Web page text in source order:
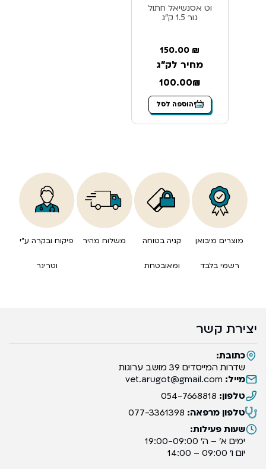
וט אסנשיאל חתול
גור 1.5 ק”ג
150.00 ₪
מחיר לק"ג
100.00₪
הוספה לסל
מוצרים מיבואן
רשמי בלבד
קניה בטוחה
ומאובטחת
משלוח מהיר פיקוח ובקרה ע”י
וטרינר
יצירת קשר
כתובת:
שדרות המייסדים 39 מושב ערוגות
מייל: vet.arugot@gmail.com
טלפון: 054-7668818
טלפון מרפאה: 077-3361398
שעות פעילות:
ימים א’ – ה’ 19:00-09:00
יום ו’ 09:00 – 14:00